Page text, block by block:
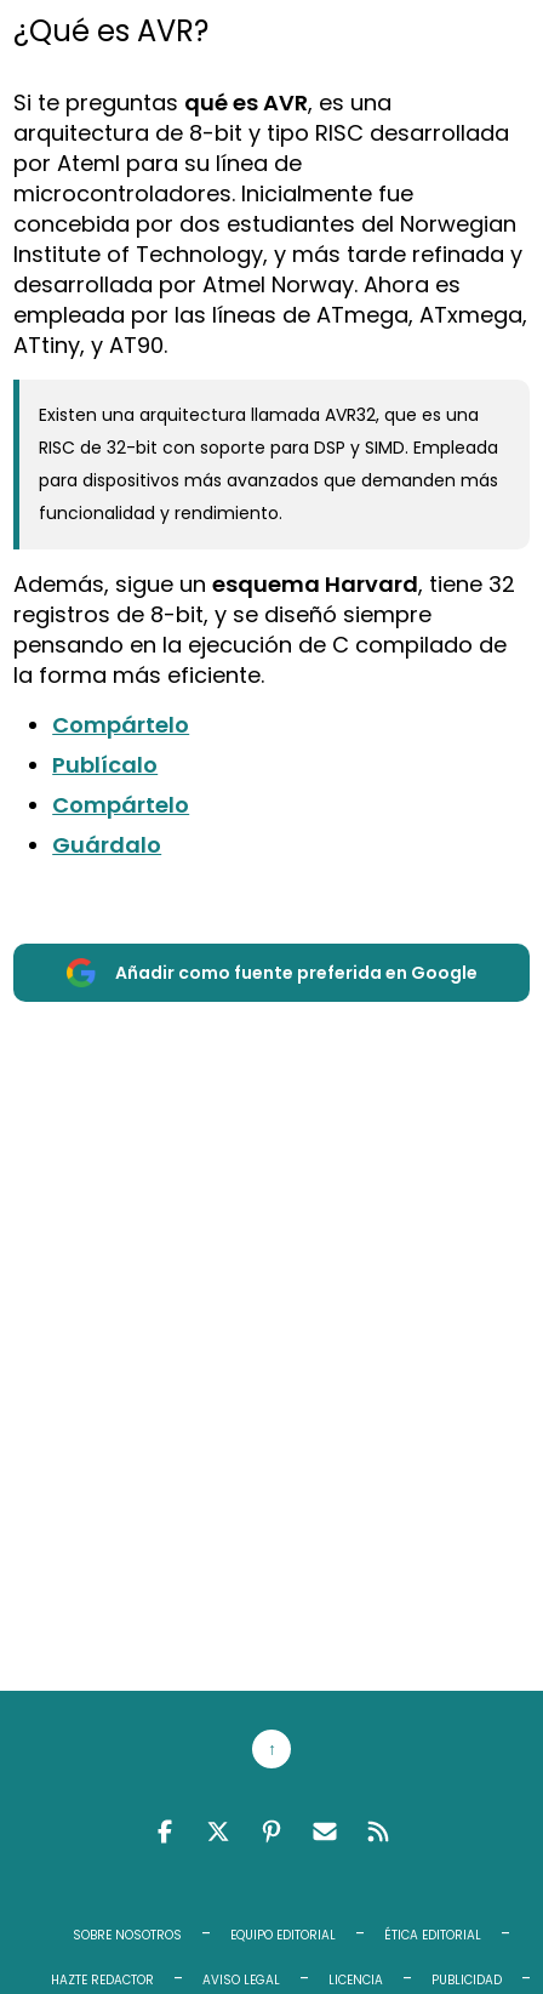
¿Qué es AVR?
Si te preguntas qué es AVR, es una
arquitectura de 8-bit y tipo RISC desarrollada
por Ateml para su línea de
microcontroladores. Inicialmente fue
concebida por dos estudiantes del Norwegian
Institute of Technology, y más tarde refinada y
desarrollada por Atmel Norway. Ahora es
empleada por las líneas de ATmega, ATxmega,
ATtiny, y AT90.
Existen una arquitectura llamada AVR32, que es una
RISC de 32-bit con soporte para DSP y SIMD. Empleada
para dispositivos más avanzados que demanden más
funcionalidad y rendimiento.
Además, sigue unesquema Harvard, tiene 32
registros de 8-bit, y se diseñó siempre
pensando en la ejecución de C compilado de
la forma más eficiente.
Compártelo
Publícalo
Compártelo
Guárdalo
Añadir como fuente preferida en Google
↑
SOBRE NOSOTROS EQUIPO EDITORIAL ÉTICA EDITORIAL
HAZTE REDACTOR AVISO LEGAL LICENCIA PUBLICIDAD